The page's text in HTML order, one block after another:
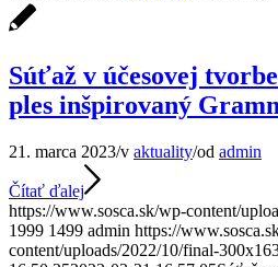
Súťaž v účesovej
ples inšpirovaný
21. marca 2023/v aktuality/od admin
Čítať ďalej
https://www.sosca.sk/wp-content/
1999 1499 admin https://
content/uploads/2022/10/final-